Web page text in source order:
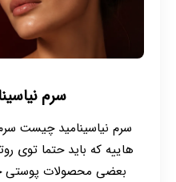
سرم
سرم نیاسینامید چیست
هاییه که باید حتما توی
بعضی محصولات پوستی